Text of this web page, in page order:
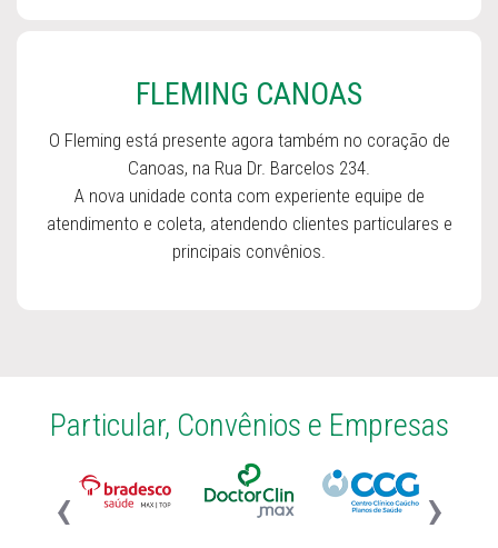
FLEMING CANOAS
O Fleming está presente agora também no coração de
Canoas, na Rua Dr. Barcelos 234.
A nova unidade conta com experiente equipe de
atendimento e coleta, atendendo clientes particulares e
principais convênios.
Particular, Convênios e Empresas
‹ ›